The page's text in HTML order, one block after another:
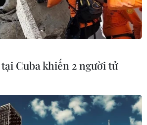
Cuba khiến 2 người tử